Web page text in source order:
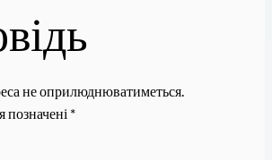
не оприлюднюватиметься.
позначені *